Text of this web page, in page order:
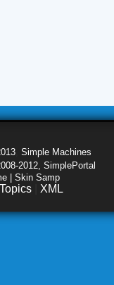
,Simple Machines
2012, SimplePortal
| Skin Samp
Topics XML